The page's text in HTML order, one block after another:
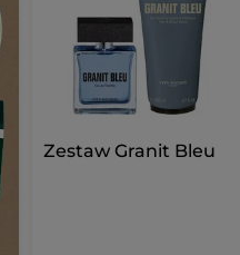
Zestaw Granit Bleu